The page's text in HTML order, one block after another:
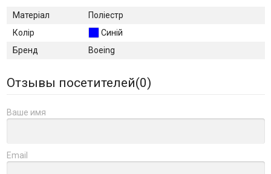
Матеріал
Поліестр
Колір
Синій
Бренд
Boeing
Отзывы посетителей(0)
Ваше имя
Email